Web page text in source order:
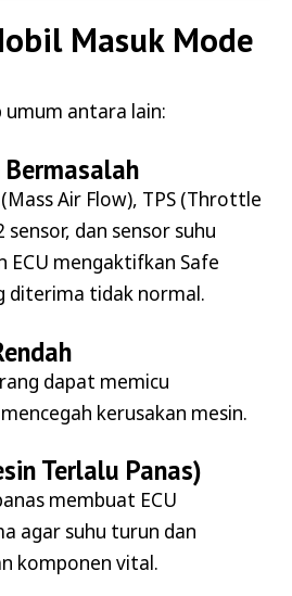
Masuk Mode
umum antara lain:
Bermasalah
Air Flow), TPS (Throttle
sensor, dan sensor suhu
ECU mengaktifkan Safe
diterima tidak normal.
dapat memicu
kerusakan mesin.
Terlalu Panas)
membuat ECU
agar suhu turun dan
komponen vital.